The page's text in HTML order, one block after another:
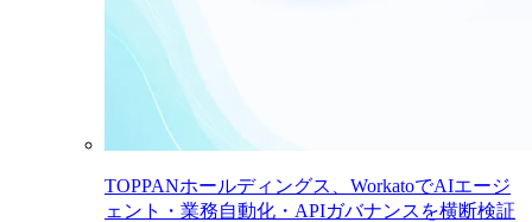
TOPPANホールディングス、WorkatoでAIエージ
ェント・業務自動化・APIガバナンスを横断検証